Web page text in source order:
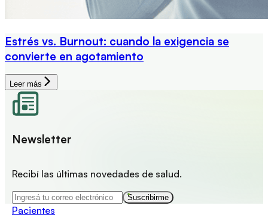
Estrés vs. Burnout: cuando la exigencia se
convierte en agotamiento
Leer más
Newsletter
Recibí las últimas novedades de salud.
Suscribirme
Pacientes